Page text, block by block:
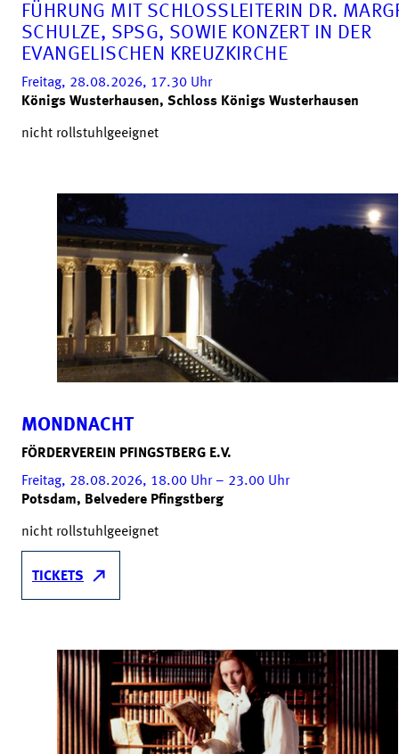
FÜHRUNG MIT SCHLOSSLEITERIN DR.
SCHULZE, SPSG, SOWIE KONZERT IN DER
EVANGELISCHEN KREUZKIRCHE
Freitag, 28.08.2026, 17.30 Uhr
Königs Wusterhausen, Schloss Königs Wusterhausen
nicht rollstuhlgeeignet
MONDNACHT
FÖRDERVEREIN PFINGSTBERG E.V.
Freitag, 28.08.2026, 18.00 Uhr– 23.00 Uhr
Potsdam, Belvedere Pfingstberg
nicht rollstuhlgeeignet
TICKETS